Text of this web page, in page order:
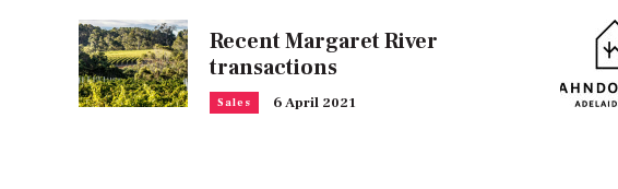
Recent Margaret River
transactions
Sales 6 April 2021